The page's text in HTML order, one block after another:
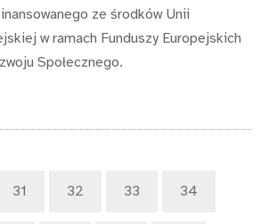
ze środków Unii
w ramach Funduszy Europejskich
Społecznego.
31 32 33 34